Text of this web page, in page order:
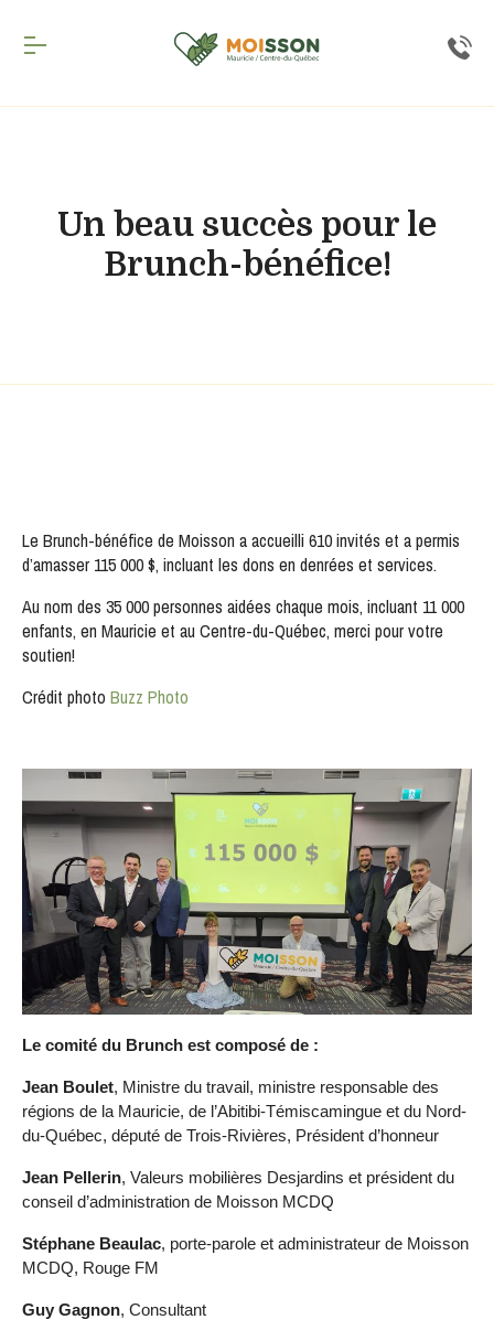
Un beau succès pour le
Brunch-bénéfice!
Le Brunch-bénéfice de Moisson a accueilli 610 invités et a permis
d’amasser 115 000 $, incluant les dons en denrées et services.
Au nom des 35 000 personnes aidées chaque mois, incluant 11 000
enfants, en Mauricie et au Centre-du-Québec, merci pour votre
soutien!
Crédit photo Buzz Photo
Le comité du Brunch est composé de :
Jean Boulet, Ministre du travail, ministre responsable des
régions de la Mauricie, de l’Abitibi-Témiscamingue et du Nord-
du-Québec, député de Trois-Rivières, Président d’honneur
Jean Pellerin, Valeurs mobilières Desjardins et président du
conseil d’administration de Moisson MCDQ
Stéphane Beaulac, porte-parole et administrateur de Moisson
MCDQ, Rouge FM
Guy Gagnon, Consultant
infolettre
notre
infolettre
nouveautés.